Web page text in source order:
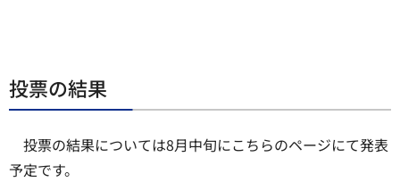
投票の結果
投票の結果については8月中旬にこちらのページにて発表
予定です。